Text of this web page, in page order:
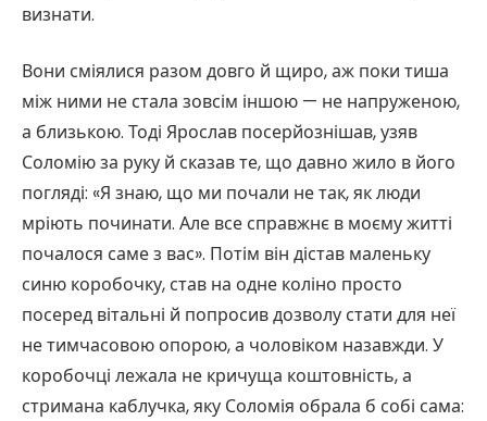
визнати.
Вони сміялися разом довго й щиро, аж поки тиша
між ними не стала зовсім іншою — не напруженою,
а близькою. Тоді Ярослав посерйознішав, узяв
Соломію за руку й сказав те, що давно жило в його
погляді: «Я знаю, що ми почали не так, як люди
мріють починати. Але все справжнє в моєму житті
почалося саме з вас». Потім він дістав маленьку
синю коробочку, став на одне коліно просто
посеред вітальні й попросив дозволу стати для неї
не тимчасовою опорою, а чоловіком назавжди. У
коробочці лежала не кричуща коштовність, а
стримана каблучка, яку Соломія обрала б собі сама: